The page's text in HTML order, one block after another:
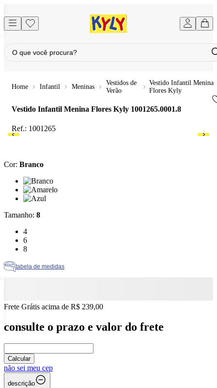
Infantil Meninas
Vestidos de
Verão
Vestido Infantil Menina
Flores Kyly
Vestido Infantil Menina Flores Kyly 1001265.0001.8
Ref.: 1001265
Cor: Branco
Cor: Branco
Cor: Amarelo
Cor: Azul
Tamanho: 8
Tamanho: 4
4
Tamanho: 6
6
Tamanho: 8
8
tabela de medidas
Frete Grátis acima de R$ 239,00
consulte o prazo e valor do frete
Calcular
não sei meu cep
descrição